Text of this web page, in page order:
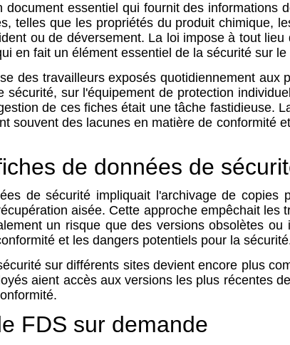
essentiel qui fournit des informations
telles que les propriétés du produit chimique,
ou de déversement. La loi impose à tout
en fait un élément essentiel de la sécurité sur
des travailleurs exposés quotidiennement
sécurité, sur l'équipement de protection
de ces fiches était une tâche fastidieuse.
souvent des lacunes en matière de conformité
de données de
de sécurité impliquait l'archivage de copies
aisée. Cette approche empêchait
un risque que des versions obsolètes
et les dangers potentiels pour la
sur différents sites devient encore plus
aient accès aux versions les plus récentes
FDS sur demande